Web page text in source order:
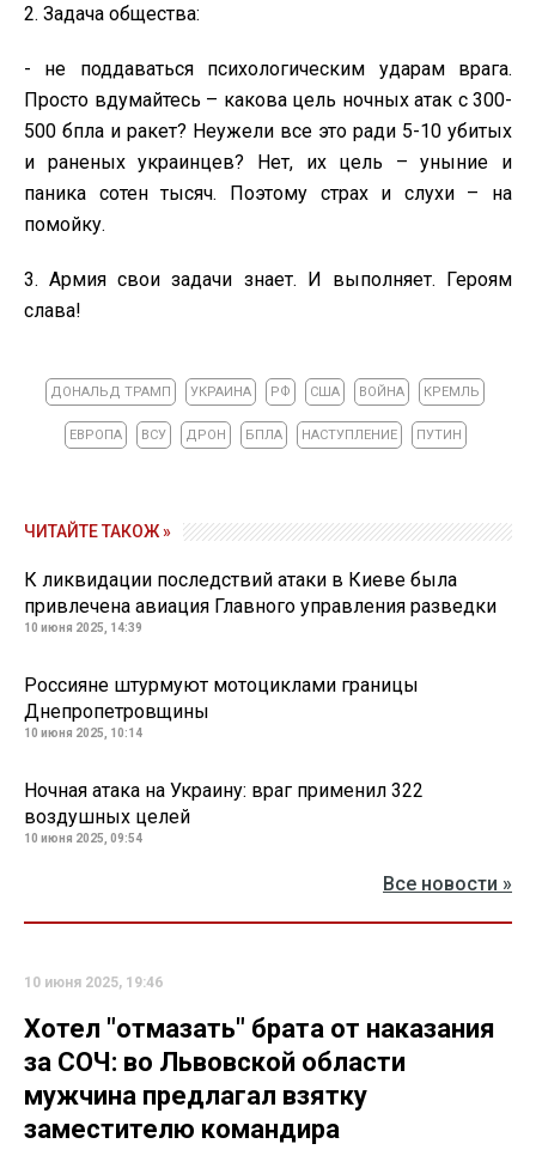
2. Задача общества:
- не поддаваться психологическим ударам врага.
Просто вдумайтесь – какова цель ночных атак с 300-
500 бпла и ракет? Неужели все это ради 5-10 убитых
и раненых украинцев? Нет, их цель – уныние и
паника сотен тысяч. Поэтому страх и слухи – на
помойку.
3. Армия свои задачи знает. И выполняет. Героям
слава!
ДОНАЛЬД ТРАМП УКРАИНА РФ США ВОЙНА КРЕМЛЬ
ЕВРОПА ВСУ ДРОН БПЛА НАСТУПЛЕНИЕ ПУТИН
ЧИТАЙТЕ ТАКОЖ »
К ликвидации последствий атаки в Киеве была
привлечена авиация Главного управления разведки
10 июня 2025, 14:39
Россияне штурмуют мотоциклами границы
Днепропетровщины
10 июня 2025, 10:14
Ночная атака на Украину: враг применил 322
воздушных целей
10 июня 2025, 09:54
Все новости »
10 июня 2025, 19:46
Хотел "отмазать" брата от наказания
за СОЧ: во Львовской области
мужчина предлагал взятку
заместителю командира